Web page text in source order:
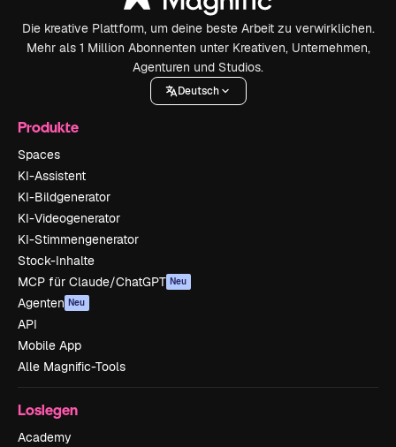
Die kreative Plattform, um deine beste Arbeit zu verwirklichen.
Mehr als 1 Million Abonnenten unter Kreativen, Unternehmen,
Agenturen und Studios.
Deutsch
Produkte
Spaces
KI-Assistent
KI-Bildgenerator
KI-Videogenerator
KI-Stimmengenerator
Stock-Inhalte
MCP für Claude/ChatGPT Neu
Agenten Neu
API
Mobile App
Alle Magnific-Tools
Loslegen
Academy